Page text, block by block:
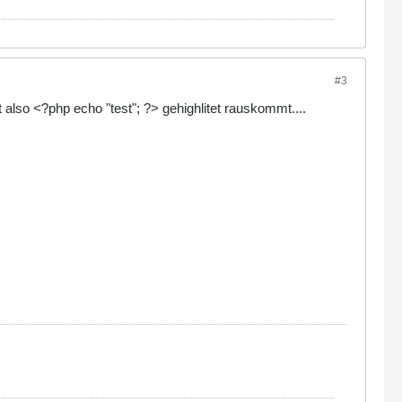
#3
<?php echo "test"; ?> gehighlitet rauskommt....